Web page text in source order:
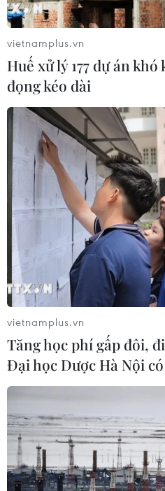
năm 2014
Các nhà lãnh đạo doanh
kinh tế thế giới ngày càng
kinh tế thế giới năm 2014.
Việt Nam tham dự
giới lần thứ 44
Diễn đàn kinh tế thế giới lần
mạc tại Davos, Thụy Sĩ, với
biểu đến từ hơn 100 quốc gia
vietnamplus.vn
Huế xử lý 177 dự án
đọng kéo dài
vietnamplus.vn
Tăng học phí gấp đôi,
Đại học Dược Hà Nội